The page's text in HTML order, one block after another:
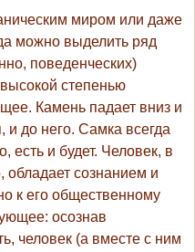
миром или даже
можно выделить ряд
поведенческих)
степенью
Камень падает вниз и
и до него. Самка всегда
и будет. Человек, в
обладает сознанием и
к его общественному
осознав
человек (а вместе с ним